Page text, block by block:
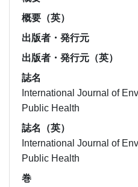
概要（英）
出版者・発行元
出版者・発行元（英）
誌名
International Journal of
Public Health
誌名（英）
International Journal of
Public Health
巻